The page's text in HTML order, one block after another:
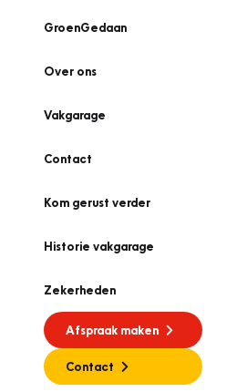
GroenGedaan
Over ons
Vakgarage
Contact
Kom gerust verder
Historie vakgarage
Zekerheden
Afspraak maken
Contact